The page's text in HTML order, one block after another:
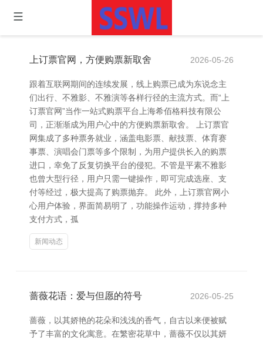
上订票官网，方便购票新取舍 2026-05-26
跟着互联网期间的连续发展，线上购票已成为东说念主
们出行、不雅影、不雅演等各样行径的主流方式。而“上
订票官网”当作一站式购票平台上海希佰格科技有限公
司，正渐渐成为用户心中的方便购票新取舍。 上订票官
网集成了多种票务就业，涵盖电影票、献技票、体育赛
事票、演唱会门票等多个限制，为用户提供长入的购票
进口，幸免了反复切换平台的侵犯。不管是平素不雅影
也曾大型行径，用户只需一键操作，即可完成选座、支
付等经过，极大提高了购票抛弃。 此外，上订票官网小
心用户体验，界面简易明了，功能操作运动，撑持多种
支付方式，孤
新闻动态
蔷薇花语：爱与但愿的符号 2026-05-25
蔷薇，以其娇艳的花朵和浅浅的香气，自古以来便被赋
予了丰富的文化寓意。在繁密花草中，蔷薇不仅以其妍